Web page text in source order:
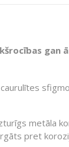
gan
metāla
pret